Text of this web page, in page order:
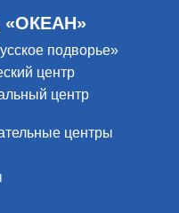
подворье»
центр
центр
центры